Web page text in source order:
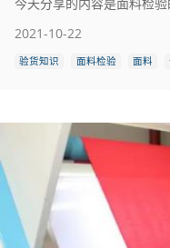
2021-10-22
验货知识 面料检验 面料